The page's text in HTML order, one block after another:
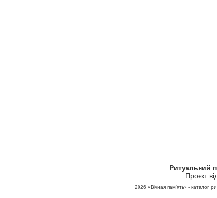
Ритуальний
Проєкт
2026 «Вічная пам'ять» - каталог